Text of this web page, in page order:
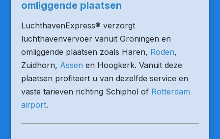
omliggende plaatsen
LuchthavenExpress® verzorgt
luchthavenvervoer vanuit Groningen en
omliggende plaatsen zoals Haren, Roden,
Zuidhorn, Assen en Hoogkerk. Vanuit deze
plaatsen profiteert u van dezelfde service en
vaste tarieven richting Schiphol of Rotterdam
airport.